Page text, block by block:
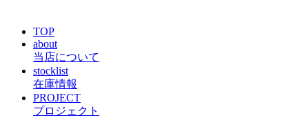
TOP
about
当店について
stocklist
在庫情報
PROJECT
プロジェクト